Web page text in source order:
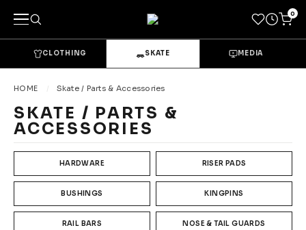
0
カテゴリーから探す
CLOTHING & GOODS
CLOTHING SKATE MEDIA
HOME Skate / Parts & Accessories
SKATE / PARTS &
ACCESSORIES
HARDWARE RISER PADS
BUSHINGS KINGPINS
RAIL BARS NOSE & TAIL GUARDS